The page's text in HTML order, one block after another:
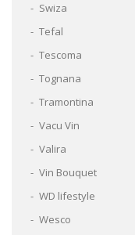
Swiza
Tefal
Tescoma
Tognana
Tramontina
Vacu Vin
Valira
Vin Bouquet
WD lifestyle
Wesco